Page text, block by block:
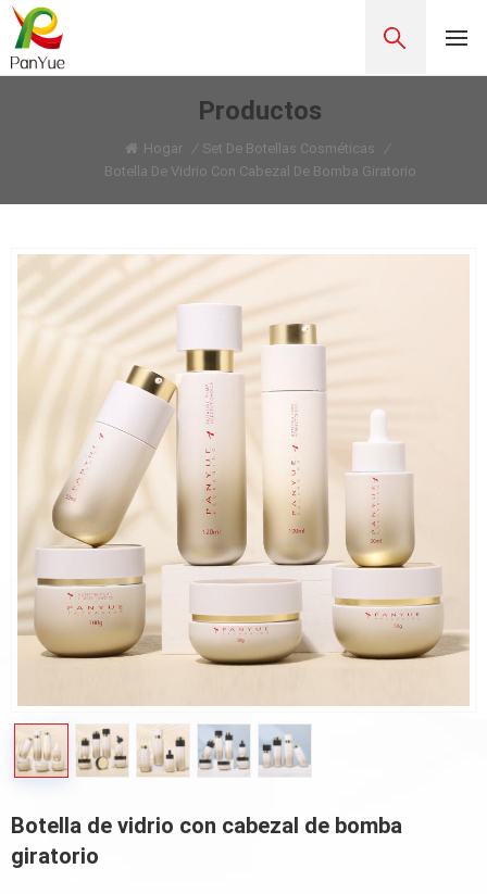
Productos
Hogar / Set De Botellas Cosméticas
/
Botella De Vidrio Con Cabezal De Bomba Giratorio
Botella de vidrio con cabezal de bomba
giratorio